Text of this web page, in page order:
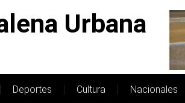
Urbana
Deportes Cultura Nacionales